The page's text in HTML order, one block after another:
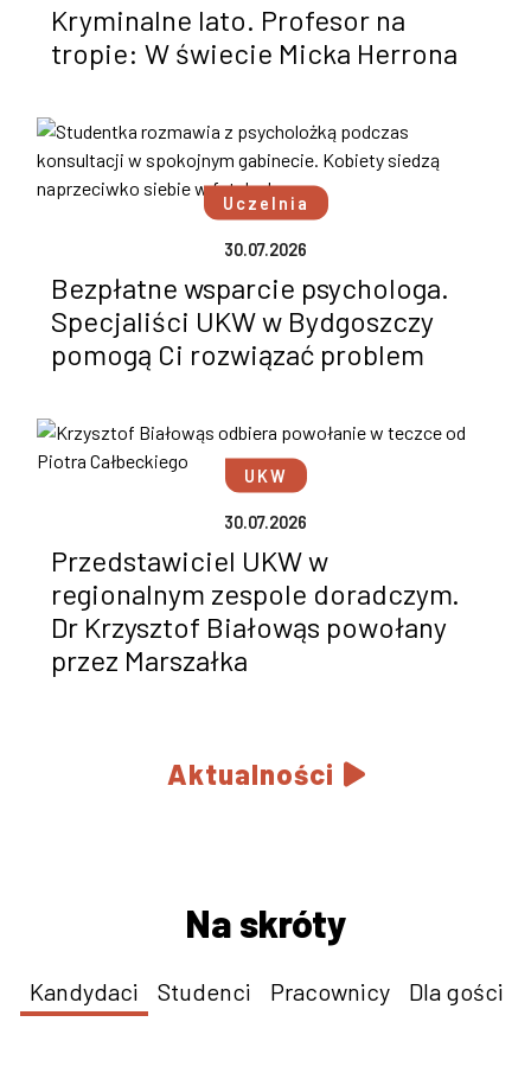
Kryminalne lato. Profesor na
tropie: W świecie Micka Herrona
Uczelnia
30.07.2026
Bezpłatne wsparcie psychologa.
Specjaliści UKW w Bydgoszczy
pomogą Ci rozwiązać problem
UKW
30.07.2026
Przedstawiciel UKW w
regionalnym zespole doradczym.
Dr Krzysztof Białowąs powołany
przez Marszałka
Aktualności
Na skróty
Kandydaci Studenci Pracownicy Dla gości